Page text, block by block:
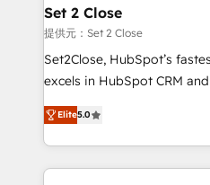
Empiezas a ver resultados
mes. 🏆 HubSpot Partner of the Year 2022, máximo
reconocimiento del
Partner, el nivel más alto. +700 clientes
Hospital ABC, Hogares
MacStore, Café Britt, Bella
Set 2 Close
提供元：Set 2 Close
Set2Close, HubSpot’s
excels in HubSpot CRM
(RevOps) services to boost
As a top HubSpot Elite
custom HubSpot CRM
implement, and optimize
Elite5.0